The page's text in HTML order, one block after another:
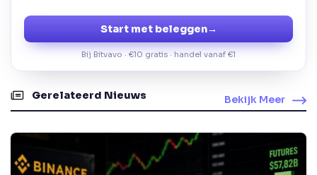
Start met beleggen→
Bij Bitvavo · €10 gratis · handel vanaf €1
Gerelateerd Nieuws Bekijk Meer